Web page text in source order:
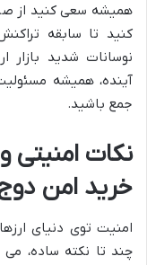
همیشه سعی کنید از
کنید تا سابقه
نوسانات شدید بازار
آینده، همیشه
جمع باشید.
نکات امنیتی
خرید امن
امنیت توی دنیای
چند تا نکته ساده، می